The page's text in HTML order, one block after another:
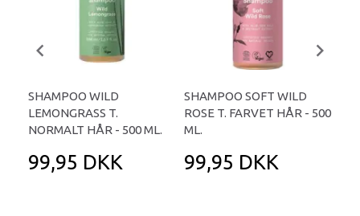
SHAMPOO WILD
LEMONGRASS T.
NORMALT HÅR - 500 ML.
99,95 DKK
SHAMPOO SOFT WILD
ROSE T. FARVET HÅR - 500
ML.
99,95 DKK